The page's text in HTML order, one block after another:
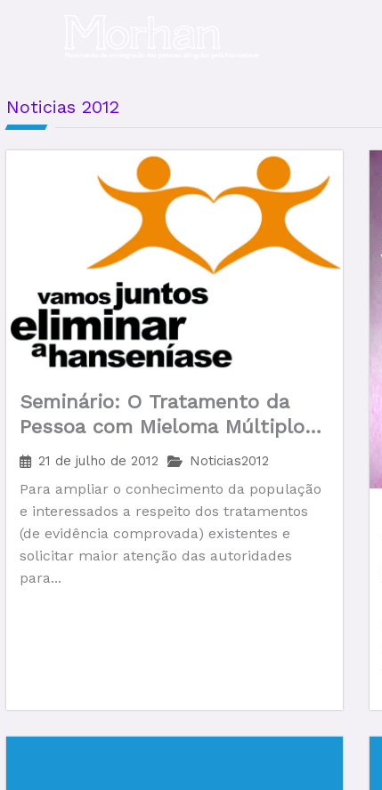
Noticias 2012
Seminário: O Tratamento da
Pessoa com Mieloma Múltiplo
no Brasil
21 de julho de 2012 Noticias2012
Para ampliar o conhecimento da população
e interessados a respeito dos tratamentos
(de evidência comprovada) existentes e
solicitar maior atenção das autoridades
para...